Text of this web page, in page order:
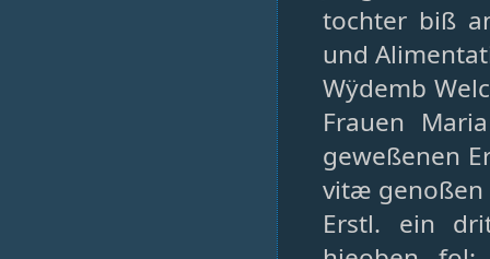
tochter biß
und
Wÿdemb
Frauen
geweßenen
vitæ genoßen
Erstl. ein